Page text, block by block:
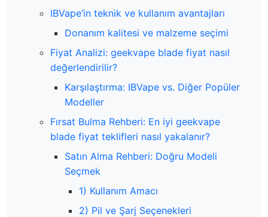
IBVape’in teknik ve kullanım avantajları
Donanım kalitesi ve malzeme seçimi
Fiyat Analizi: geekvape blade fiyat nasıl
değerlendirilir?
Karşılaştırma: IBVape vs. Diğer Popüler
Modeller
Fırsat Bulma Rehberi: En iyi geekvape
blade fiyat teklifleri nasıl yakalanır?
Satın Alma Rehberi: Doğru Modeli
Seçmek
1) Kullanım Amacı
2) Pil ve Şarj Seçenekleri